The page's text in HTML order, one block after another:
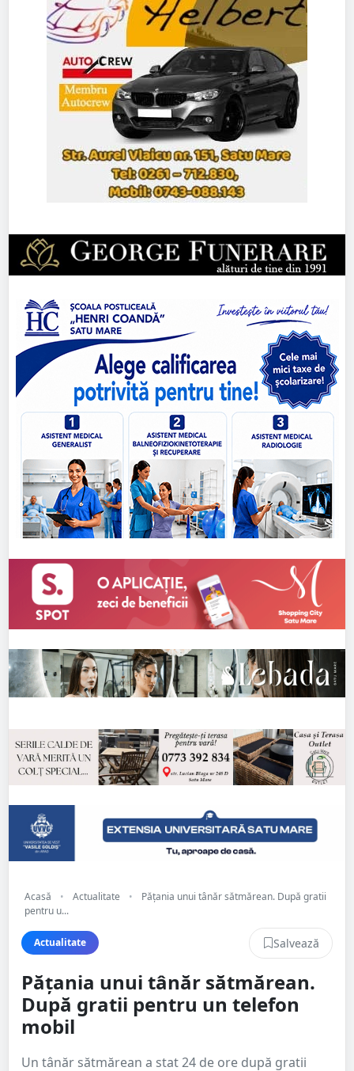
Acasă • Actualitate •
Pățania unui tânăr sătmărean. După gratii
pentru u...
Actualitate Salvează
Pățania unui tânăr sătmărean.
După gratii pentru un telefon
mobil
Un tânăr sătmărean a stat 24 de ore după gratii